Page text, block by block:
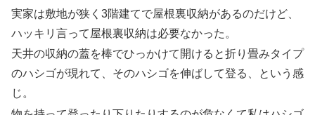
実家は敷地が狭く3階建てで屋根裏収納があるのだけど、
ハッキリ言って屋根裏収納は必要なかった。
天井の収納の蓋を棒でひっかけて開けると折り畳みタイプ
のハシゴが現れて、そのハシゴを伸ばして登る、という感
じ。